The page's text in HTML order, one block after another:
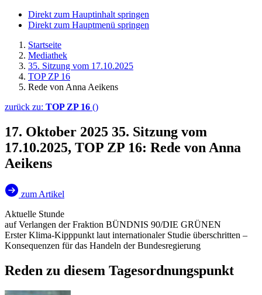
Direkt zum Hauptinhalt springen
Direkt zum Hauptmenü springen
Startseite
Mediathek
35. Sitzung vom 17.10.2025
TOP ZP 16
Rede von Anna Aeikens
zurück zu: TOP ZP 16 ()
17. Oktober 2025 35. Sitzung vom
17.10.2025, TOP ZP 16: Rede von Anna
Aeikens
zum Artikel
Aktuelle Stunde
auf Verlangen der Fraktion BÜNDNIS 90/DIE GRÜNEN
Erster Klima-Kipppunkt laut internationaler Studie überschritten –
Konsequenzen für das Handeln der Bundesregierung
Reden zu diesem Tagesordnungspunkt